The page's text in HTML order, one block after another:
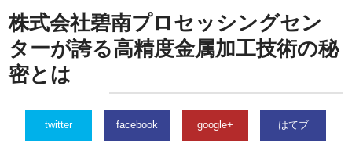
株式会社碧南プロセッシングセン
ターが誇る高精度金属加工技術の秘
密とは
twitter facebook google+ はてブ